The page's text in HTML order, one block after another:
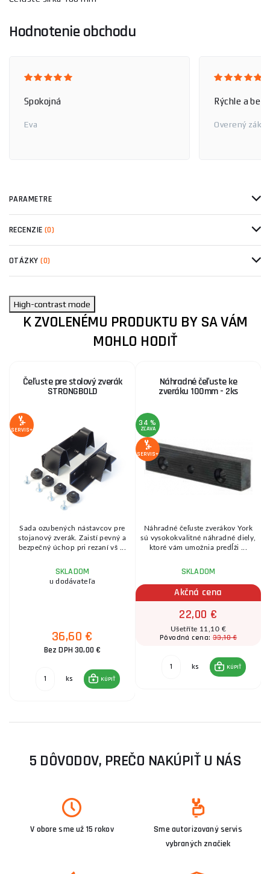
Hodnotenie obchodu
Spokojná
Eva
Rýchle a
Overený
PARAMETRE
RECENZIE (0)
OTÁZKY(0)
High-contrast mode
K ZVOLENÉMU PRODUKTU BY SA VÁM
MOHLO HODIŤ
Čeľuste pre stolový zverák
STRONGBOLD
SERVIS+
Sada ozubených nástavcov pre
stojanový zverák. Zaistí pevný a
bezpečný úchop pri rezaní vš ...
SKLADOM
u dodávateľa
36,60 €
Bez DPH 30,00 €
ks KÚPIŤ
Náhradné čeľuste ke
zveráku 100mm - 2ks
34 %
ZĽAVA
SERVIS+
Náhradné čeľuste zverákov York
sú vysokokvalitné náhradné diely,
ktoré vám umožnia predĺži ...
SKLADOM
Akčná cena
22,00 €
Ušetříte 11,10 €
Pôvodná cena:33,10 €
ks KÚPIŤ
5 DÔVODOV, PREČO NAKÚPIŤ U NÁS
V obore sme už 15 rokov
Sme autorizovaný servis
vybraných značiek